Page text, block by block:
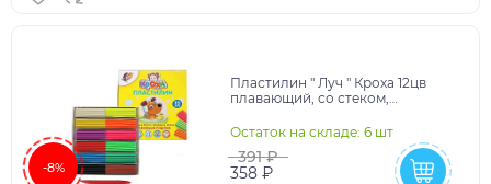
-8%
Пластилин " Луч " Кроха 12цв
плавающий, со стеком,
Остаток на складе: 6 шт
391 ₽
358 ₽